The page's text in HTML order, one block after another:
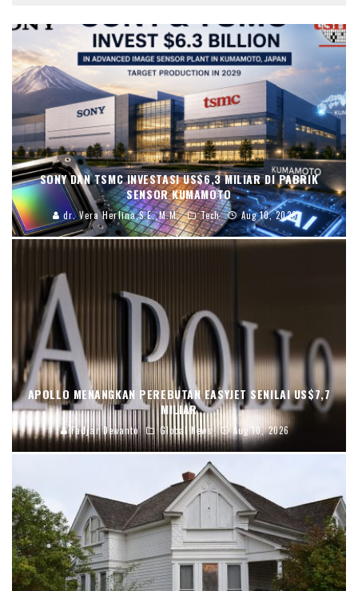
SONY DAN TSMC INVESTASI US$6,3 MILIAR DI PABRIK
SENSOR KUMAMOTO
dr. Vera Herlina,S.E.,M.M. Tech Aug 10, 2026
APOLLO MENANGKAN PEREBUTAN EASYJET SENILAI US$7,7
MILIAR
Fadjar Dewanto Global News Aug 10, 2026